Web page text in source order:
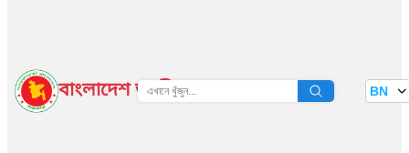
বাংলাদেশ জাতীয় তথ্য বাতায়ন BN